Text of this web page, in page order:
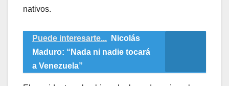
nativos.
Puede interesarte...
Nicolás
Maduro: “Nada ni nadie tocará
a Venezuela”